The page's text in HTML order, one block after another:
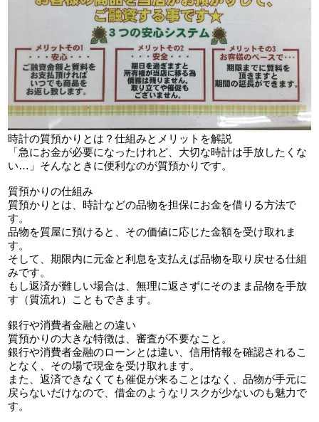
時計の質預かりとは？仕組みとメリットを解説
「急にお金が必要になったけれど、大切な時計は手放したくな
い…」そんなときに便利なのが質預かりです。
質預かりの仕組み
質預かりとは、時計などの品物を担保にお金を借りる方法で
す。
品物を質屋に預けると、その価値に応じた金額を受け取れま
す。
そして、期限内に元金と利息を支払えば品物を取り戻せる仕組
みです。
もし返済が難しい場合は、無理に返さずにそのまま品物を手放
す（質流れ）こともできます。
銀行や消費者金融との違い
質預かりの大きな特徴は、審査が不要なこと。
銀行や消費者金融のローンとは違い、信用情報を確認されるこ
となく、その場で現金を受け取れます。
また、返済できなくても催促が来ることはなく、品物が手元に
戻らないだけなので、借金のようなリスクが少ないのも魅力で
す。